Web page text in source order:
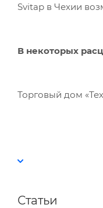
Svitap в Чехии
В некоторых
Торговый дом
Статьи